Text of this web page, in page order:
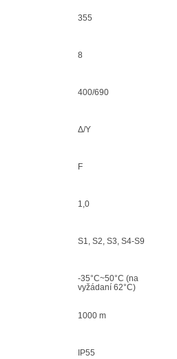
355
8
400/690
Δ/Y
F
1,0
S1, S2, S3, S4-S9
-35°C~50°C (na
vyžádaní 62°C)
1000 m
IP55